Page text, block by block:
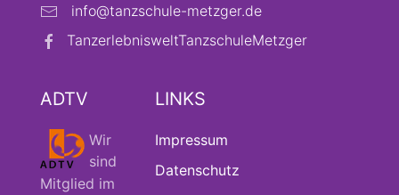
info@tanzschule-metzger.de
TanzerlebnisweltTanzschuleMetzger
ADTV
Wir
sind
Mitglied im
LINKS
Impressum
Datenschutz